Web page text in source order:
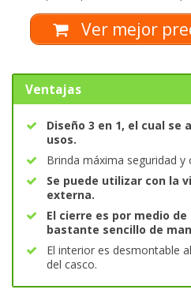
Ver mejor
Ventajas
Diseño 3 en 1, el cual
usos.
Brinda máxima seguridad y
Se puede utilizar con la
externa.
El cierre es por medio
bastante sencillo de
El interior es desmontable
del casco.